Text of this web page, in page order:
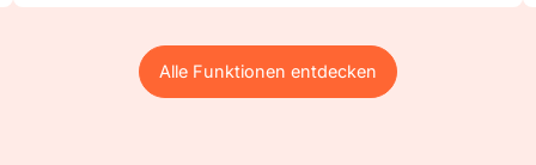
Alle Funktionen entdecken
Alle Funktionen entdecken